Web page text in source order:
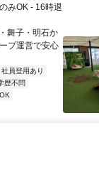
みOK - 16時退
舞子・明石か
プ運営で安心
社員登用あり
歴不問